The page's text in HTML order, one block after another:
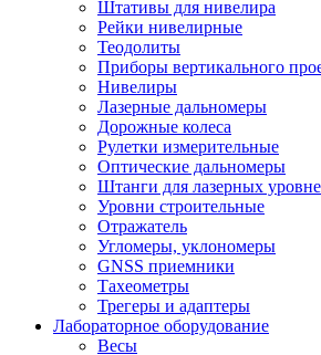
Штативы для нивелира
Рейки нивелирные
Теодолиты
Приборы вертикального
Нивелиры
Лазерные дальномеры
Дорожные колеса
Рулетки измерительные
Оптические дальномеры
Штанги для лазерных
Уровни строительные
Отражатель
Угломеры, уклономеры
GNSS приемники
Тахеометры
Трегеры и адаптеры
Лабораторное оборудование
Весы